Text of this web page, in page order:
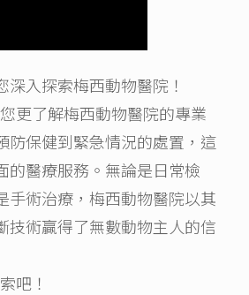
深入探索梅西動物醫院！
更了解梅西動物醫院的專業
防保健到緊急情況的處置，這
的醫療服務。無論是日常檢
手術治療，梅西動物醫院以其
技術贏得了無數動物主人的信
吧！